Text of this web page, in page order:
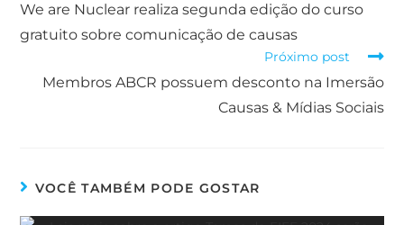
We are Nuclear realiza segunda edição do curso
gratuito sobre comunicação de causas
Próximo post
Membros ABCR possuem desconto na Imersão
Causas & Mídias Sociais
VOCÊ TAMBÉM PODE GOSTAR